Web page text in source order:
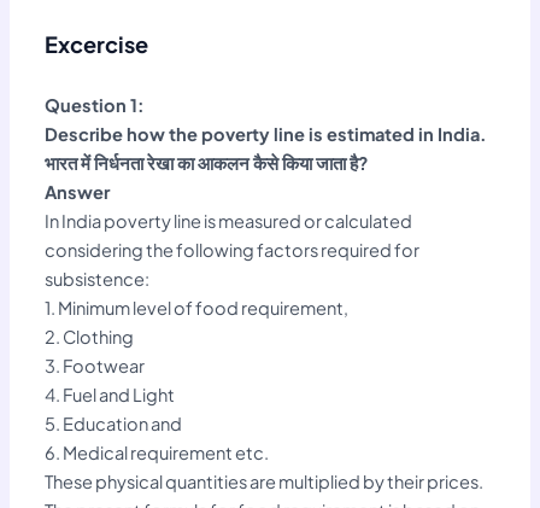
Excercise
Question 1:
Describe how the poverty line is estimated in India.
भारत में निर्धनता रेखा का आकलन कैसे किया जाता है?
Answer
In India poverty line is measured or calculated
considering the following factors required for
subsistence:
1. Minimum level of food requirement,
2. Clothing
3. Footwear
4. Fuel and Light
5. Education and
6. Medical requirement etc.
These physical quantities are multiplied by their prices.